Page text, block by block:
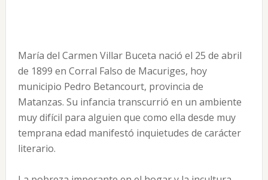
María del Carmen Villar Buceta nació el 25 de abril
de 1899 en Corral Falso de Macuriges, hoy
municipio Pedro Betancourt, provincia de
Matanzas. Su infancia transcurrió en un ambiente
muy difícil para alguien que como ella desde muy
temprana edad manifestó inquietudes de carácter
literario.